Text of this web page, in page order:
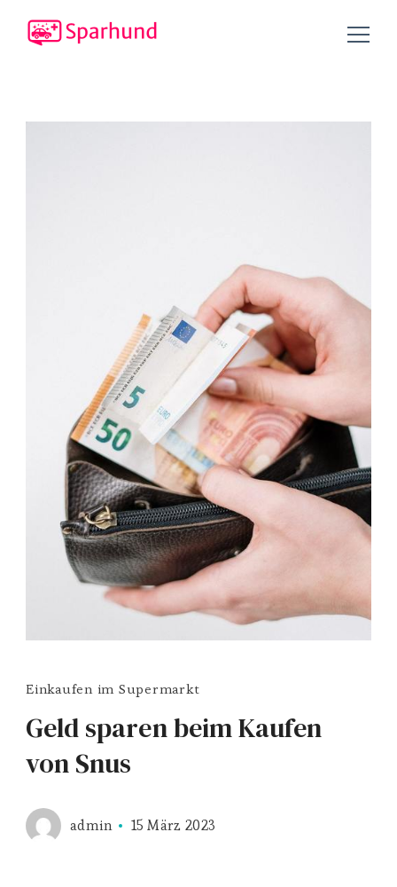
Einkaufen im Supermarkt
Geld sparen beim Kaufen
von Snus
admin 15 März 2023